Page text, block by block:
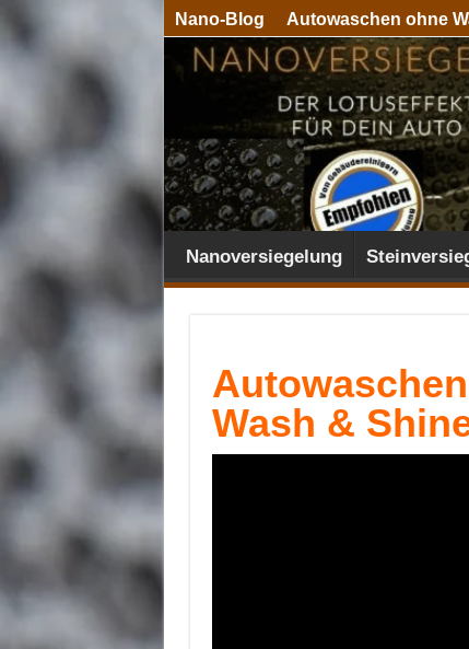
Nano-Blog Autowaschen ohne
Nanoversiegelung
Wash &